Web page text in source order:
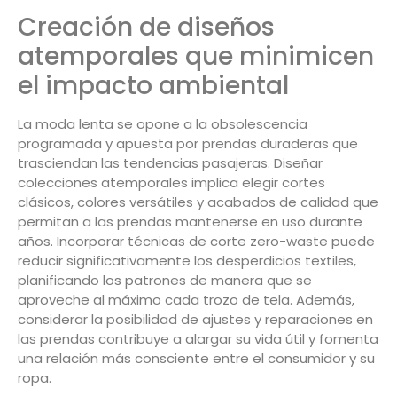
Creación de diseños
atemporales que minimicen
el impacto ambiental
La moda lenta se opone a la obsolescencia
programada y apuesta por prendas duraderas que
trasciendan las tendencias pasajeras. Diseñar
colecciones atemporales implica elegir cortes
clásicos, colores versátiles y acabados de calidad que
permitan a las prendas mantenerse en uso durante
años. Incorporar técnicas de corte zero-waste puede
reducir significativamente los desperdicios textiles,
planificando los patrones de manera que se
aproveche al máximo cada trozo de tela. Además,
considerar la posibilidad de ajustes y reparaciones en
las prendas contribuye a alargar su vida útil y fomenta
una relación más consciente entre el consumidor y su
ropa.